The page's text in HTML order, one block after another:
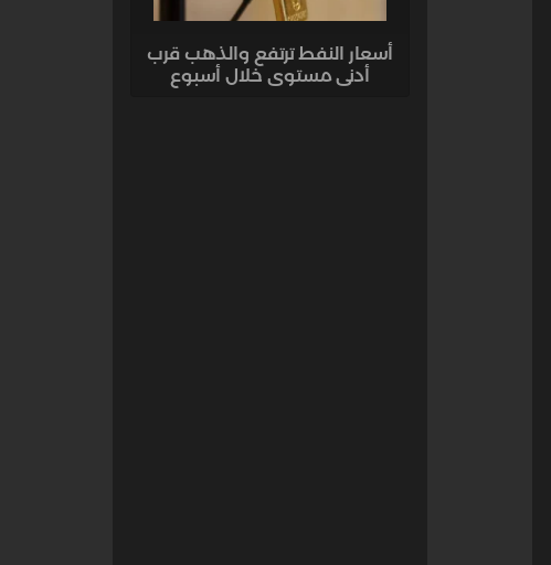
أسعار النفط ترتفع والذهب قرب
أدنى مستوى خلال أسبوع